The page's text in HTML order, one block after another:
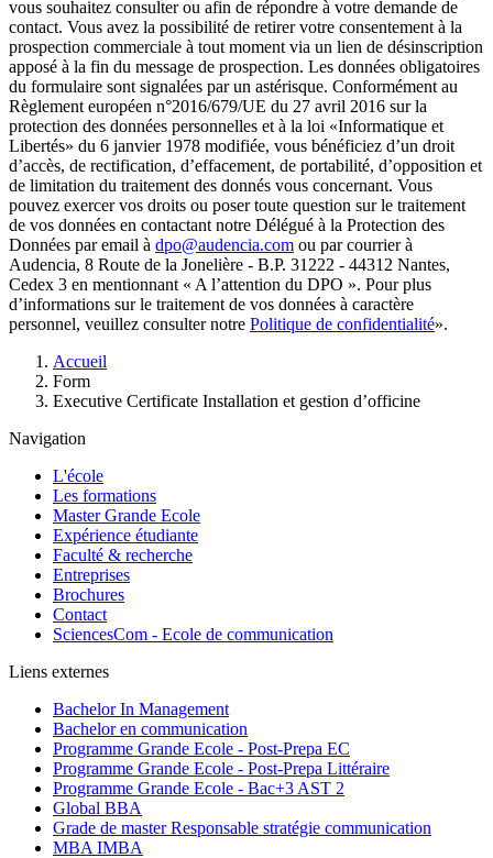
vous souhaitez consulter ou afin de répondre à votre demande de
contact. Vous avez la possibilité de retirer votre consentement à la
prospection commerciale à tout moment via un lien de désinscription
apposé à la fin du message de prospection. Les données obligatoires
du formulaire sont signalées par un astérisque. Conformément au
Règlement européen n°2016/679/UE du 27 avril 2016 sur la
protection des données personnelles et à la loi «Informatique et
Libertés» du 6 janvier 1978 modifiée, vous bénéficiez d’un droit
d’accès, de rectification, d’effacement, de portabilité, d’opposition et
de limitation du traitement des donnés vous concernant. Vous
pouvez exercer vos droits ou poser toute question sur le traitement
de vos données en contactant notre Délégué à la Protection des
Données par email à dpo@audencia.com ou par courrier à
Audencia, 8 Route de la Jonelière - B.P. 31222 - 44312 Nantes,
Cedex 3 en mentionnant « A l’attention du DPO ». Pour plus
d’informations sur le traitement de vos données à caractère
personnel, veuillez consulter notre Politique de confidentialité».
d'Ariane
Accueil
Form
Executive Certificate Installation et gestion d’officine
Navigation
L'école
Les formations
Master Grande Ecole
Expérience étudiante
Faculté & recherche
Entreprises
Brochures
Contact
SciencesCom - Ecole de communication
Liens externes
Bachelor In Management
Bachelor en communication
Programme Grande Ecole - Post-Prepa EC
Programme Grande Ecole - Post-Prepa Littéraire
Programme Grande Ecole - Bac+3 AST 2
Global BBA
Grade de master Responsable stratégie communication
MBA IMBA